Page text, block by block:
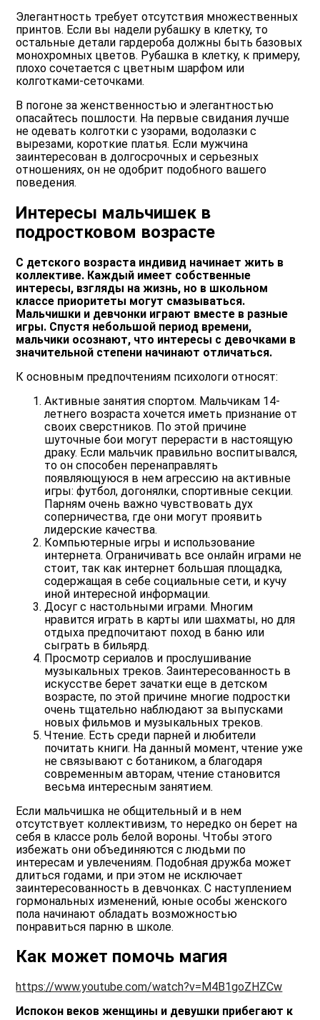
Элегантность требует отсутствия множественных
принтов. Если вы надели рубашку в клетку, то
остальные детали гардероба должны быть базовых
монохромных цветов. Рубашка в клетку, к примеру,
плохо сочетается с цветным шарфом или
колготками-сеточками.
В погоне за женственностью и элегантностью
опасайтесь пошлости. На первые свидания лучше
не одевать колготки с узорами, водолазки с
вырезами, короткие платья. Если мужчина
заинтересован в долгосрочных и серьезных
отношениях, он не одобрит подобного вашего
поведения.
Интересы мальчишек в
подростковом возрасте
С детского возраста индивид начинает жить в
коллективе. Каждый имеет собственные
интересы, взгляды на жизнь, но в школьном
классе приоритеты могут смазываться.
Мальчишки и девчонки играют вместе в разные
игры. Спустя небольшой период времени,
мальчики осознают, что интересы с девочками в
значительной степени начинают отличаться.
К основным предпочтениям психологи относят:
Активные занятия спортом. Мальчикам 14-
летнего возраста хочется иметь признание от
своих сверстников. По этой причине
шуточные бои могут перерасти в настоящую
драку. Если мальчик правильно воспитывался,
то он способен перенаправлять
появляющуюся в нем агрессию на активные
игры: футбол, догонялки, спортивные секции.
Парням очень важно чувствовать дух
соперничества, где они могут проявить
лидерские качества.
Компьютерные игры и использование
интернета. Ограничивать все онлайн играми не
стоит, так как интернет большая площадка,
содержащая в себе социальные сети, и кучу
иной интересной информации.
Досуг с настольными играми. Многим
нравится играть в карты или шахматы, но для
отдыха предпочитают поход в баню или
сыграть в бильярд.
Просмотр сериалов и прослушивание
музыкальных треков. Заинтересованность в
искусстве берет зачатки еще в детском
возрасте, по этой причине многие подростки
очень тщательно наблюдают за выпусками
новых фильмов и музыкальных треков.
Чтение. Есть среди парней и любители
почитать книги. На данный момент, чтение уже
не связывают с ботаником, а благодаря
современным авторам, чтение становится
весьма интересным занятием.
Если мальчишка не общительный и в нем
отсутствует коллективизм, то нередко он берет на
себя в классе роль белой вороны. Чтобы этого
избежать они объединяются с людьми по
интересам и увлечениям. Подобная дружба может
длиться годами, и при этом не исключает
заинтересованность в девчонках. С наступлением
гормональных изменений, юные особы женского
пола начинают обладать возможностью
понравиться парню в школе.
Как может помочь магия
https://www.youtube.com/watch?v=M4B1goZHZCw
Испокон веков женщины и девушки прибегают к